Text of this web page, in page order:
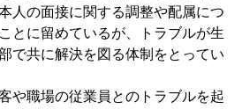
人の面接に関する調整や配属につ
とに留めているが、トラブルが生
で共に解決を図る体制をとってい
や職場の従業員とのトラブルを起